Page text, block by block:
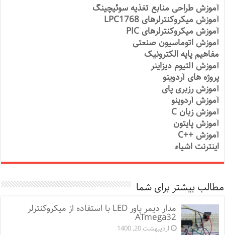
آموزش طراحی منابع تغذیه سوئیچینگ
آموزش میکروکنترلرهای LPC1768
آموزش میکروکنترلرهای PIC
آموزش اتوماسیون صنعتی
مفاهیم پایه الکترونیک
آموزش آلتیوم دیزاینر
پروژه های آردوینو
آموزش رزبری پای
آموزش آردوینو
آموزش زبان C
آموزش پایتون
آموزش ++C
اینترنت اشیاء
مطالب بیشتر برای شما
مدار دیمر پاور LED با استفاده از میکروکنترلر
ATmega32
اردیبهشت 20, 1400